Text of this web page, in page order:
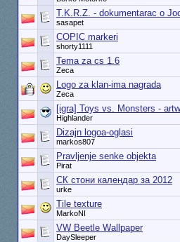
T.K.R.Z. - dokumentarac o
sasapet
COPIC markeri
shorty1111
Tema za cs 1.6
Zeca
Logo za klan-ima nagrada
Zeca
[igra] Toys vs. Monsters -
Highlander
Dizajn logoa-oglasi
markos807
Pravljenje senke objekta
Pirat
СК стони календар за 2012
urke
Tile texture
MarkoNI
VW Beetle Wallpaper
DaySleeper